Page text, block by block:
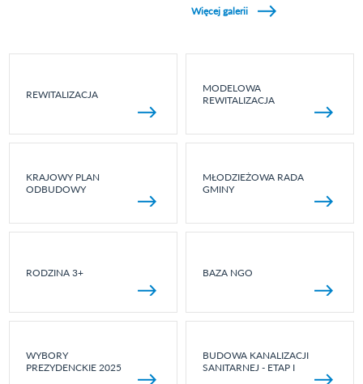
Więcej galerii
REWITALIZACJA
MODELOWA
REWITALIZACJA
KRAJOWY PLAN
ODBUDOWY
MŁODZIEŻOWA RADA
GMINY
RODZINA 3+ BAZA NGO
WYBORY
PREZYDENCKIE 2025
BUDOWA KANALIZACJI
SANITARNEJ - ETAP I